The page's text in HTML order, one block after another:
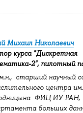
Михаил Николаевич
курса "Дискретная
2", пилотный
старший научный
центра
ФИЦ ИУ РАН,
больших